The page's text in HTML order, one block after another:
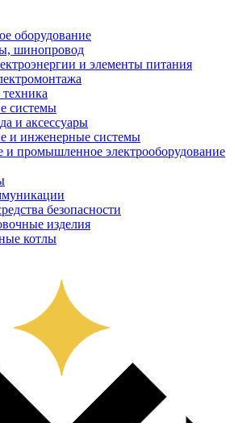
оборудование
шинопровод
и элементы питания
системы
и аксессуары
и инженерные системы
и промышленное электрооборудование
безопасности
изделия
котлы